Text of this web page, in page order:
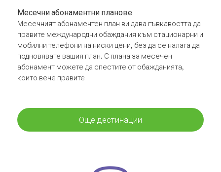
Месечни абонаментни планове
Месечният абонаментен план ви дава гъвкавостта да
правите международни обаждания към стационарни и
мобилни телефони на ниски цени, без да се налага да
подновявате вашия план. С плана за месечен
абонамент можете да спестите от обажданията,
които вече правите
Още дестинации